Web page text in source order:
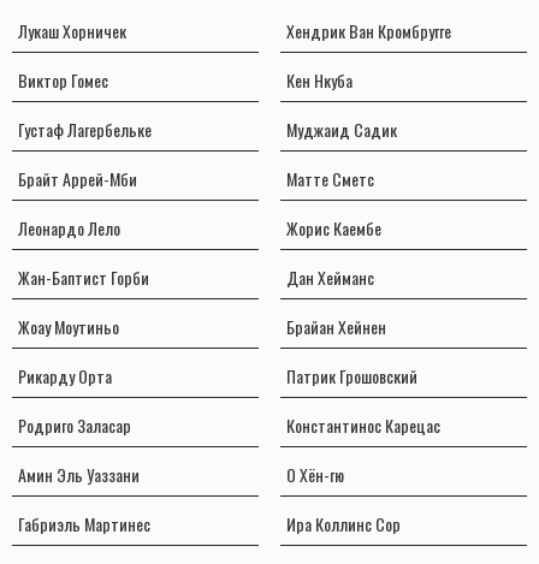
Лукаш Хорничек
Виктор Гомес
Густаф Лагербельке
Брайт Аррей-Мби
Леонардо Лело
Жан-Баптист Горби
Жоау Моутиньо
Рикарду Орта
Родриго Заласар
Амин Эль Уаззани
Габриэль Мартинес
Хендрик Ван Кромбругге
Кен Нкуба
Муджаид Садик
Матте Сметс
Жорис Каембе
Дан Хейманс
Брайан Хейнен
Патрик Грошовский
Константинос Карецас
О Хён-гю
Ира Коллинс Сор